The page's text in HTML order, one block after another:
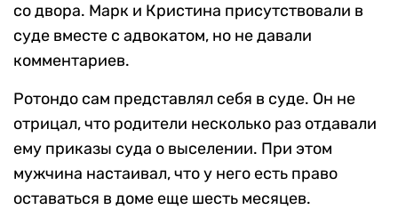
со двора. Марк и Кристина присутствовали в
суде вместе с адвокатом, но не давали
комментариев.
Ротондо сам представлял себя в суде. Он не
отрицал, что родители несколько раз отдавали
ему приказы суда о выселении. При этом
мужчина настаивал, что у него есть право
оставаться в доме еще шесть месяцев.